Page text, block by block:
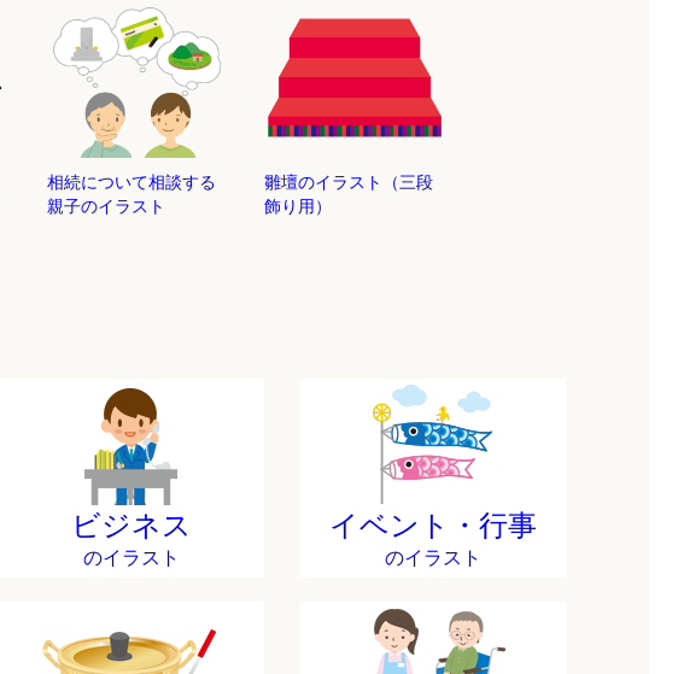
相続について相談する
親子のイラスト
雛壇のイラスト（三段
飾り用）
ビジネス
のイラスト
イベント・行事
のイラスト